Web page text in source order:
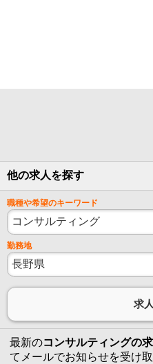
他の求人を探す
職種や希望のキーワード
勤務地
最新のコンサルティングの
てメールでお知らせを受け